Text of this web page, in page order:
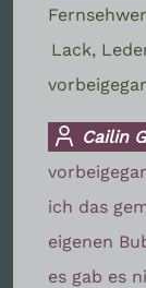
Lack,
Cailin
ich das
eigenen
es gab es